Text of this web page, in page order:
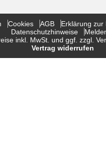
Cookies AGB
Erklärung zur
Datenschutzhinweise
inkl. MwSt. und ggf. zzgl.
Vertrag widerrufen